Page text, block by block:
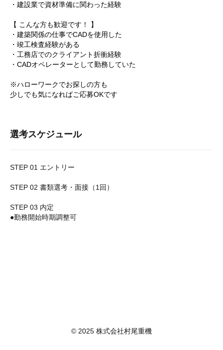
・建設業で資材準備に関わった経験
【 こんな方も歓迎です！ 】
・建築関係の仕事でCADを使用した
・竣工検査経験がある
・工務店でのクライアント折衝経験
・CADオペレーターとして勤務していた
※ハローワークでお探しの方も
少しでも気になればご応募OKです
選考スケジュール
STEP 01 エントリー
STEP 02 書類選考・面接（1回）
STEP 03 内定
●勤務開始時期調整可
© 2025 株式会社村尾重機